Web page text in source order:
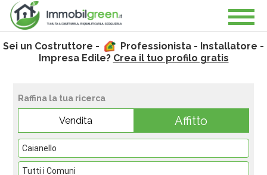
Sei un Costruttore -
Professionista - Installatore -
Impresa Edile? Crea il tuo profilo gratis
Raffina la tua ricerca
Vendita Affitto